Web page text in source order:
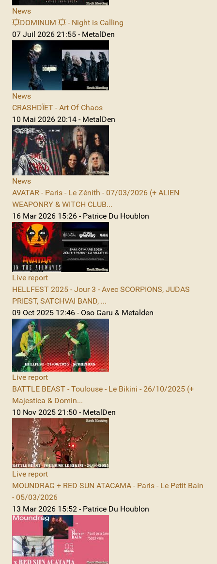
News
💥DOMINUM 💥 - Night is Calling
07 Juil 2026 21:55 - MetalDen
News
CRASHDÏET - Art Of Chaos
10 Mai 2026 20:14 - MetalDen
News
AVATAR - Paris - Le Zénith - 07/03/2026 (+ ALIEN
WEAPONRY & WITCH CLUB...
16 Mar 2026 15:26 - Patrice Du Houblon
Live report
HELLFEST 2025 - Jour 3 - Avec SCORPIONS, JUDAS
PRIEST, SATCHVAI BAND, ...
09 Oct 2025 12:46 - Oso Garu & Metalden
Live report
BATTLE BEAST - Toulouse - Le Bikini - 26/10/2025 (+
Majestica & Domin...
10 Nov 2025 21:50 - MetalDen
Live report
MOUNDRAG + RED SUN ATACAMA - Paris - Le Petit Bain
- 05/03/2026
13 Mar 2026 15:52 - Patrice Du Houblon